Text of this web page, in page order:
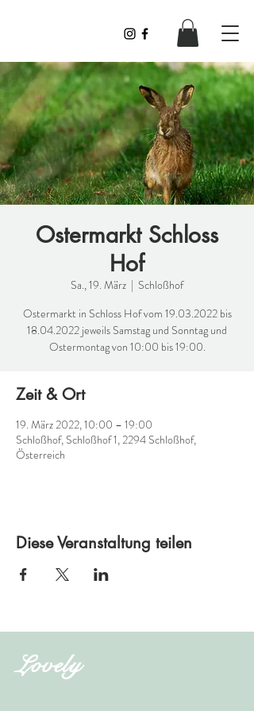
Ostermarkt Schloss
Hof
Sa., 19. März
  |
Schloßhof
Ostermarkt in Schloss Hof vom 19.03.2022 bis
18.04.2022 jeweils Samstag und Sonntag und
Ostermontag von 10:00 bis 19:00.
Zeit & Ort
19. März 2022, 10:00 – 19:00
Schloßhof, Schloßhof 1, 2294 Schloßhof,
Österreich
Diese Veranstaltung teilen
Lovely